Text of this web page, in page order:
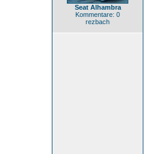
Seat Alhambra
Kommentare: 0
rezbach